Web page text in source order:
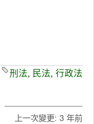
刑法, 民法, 行政法
上一次變更: 3 年前